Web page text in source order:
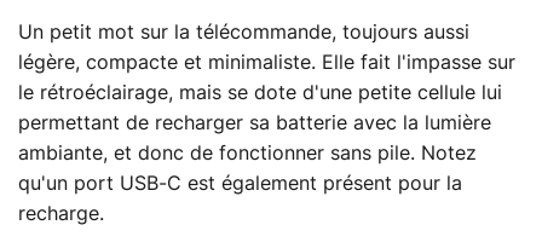
Un petit mot sur la télécommande, toujours aussi
légère, compacte et minimaliste. Elle fait l'impasse sur
le rétroéclairage, mais se dote d'une petite cellule lui
permettant de recharger sa batterie avec la lumière
ambiante, et donc de fonctionner sans pile. Notez
qu'un port USB-C est également présent pour la
recharge.